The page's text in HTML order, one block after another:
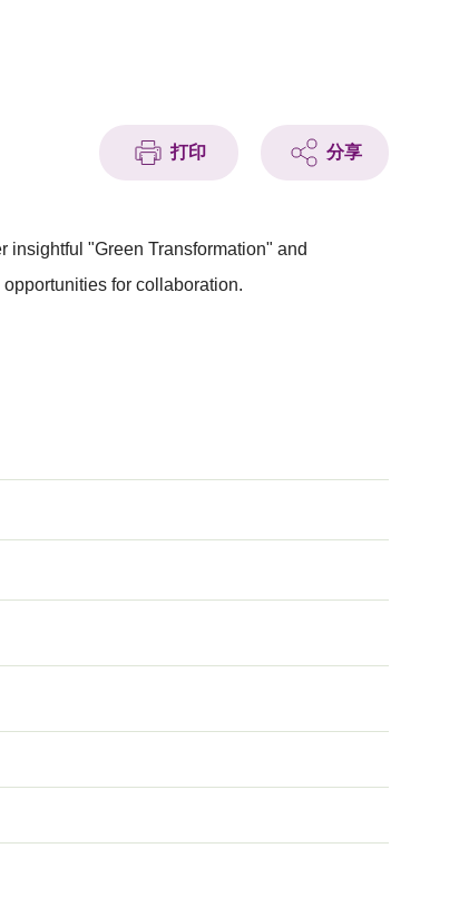
打印 分享
"Green Transformation" and
for collaboration.